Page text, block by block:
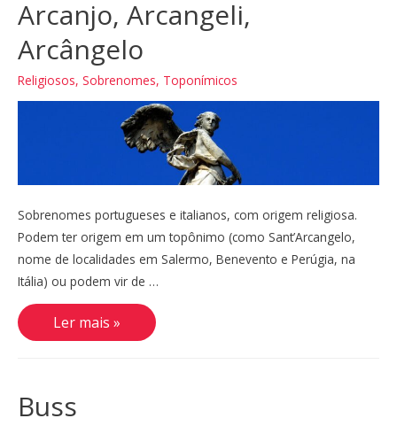
Arcanjo, Arcangeli,
Arcângelo
Religiosos, Sobrenomes, Toponímicos
Sobrenomes portugueses e italianos, com origem religiosa.
Podem ter origem em um topônimo (como Sant’Arcangelo,
nome de localidades em Salermo, Benevento e Perúgia, na
Itália) ou podem vir de …
Arcanjo,
Arcangeli,
Arcângelo
Ler mais »
Buss